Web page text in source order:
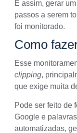
E assim, gerar
passos a serem
foi monitorado.
Como
Esse
clipping,
que exige muita
Pode ser feito de
Google e
automatizadas,